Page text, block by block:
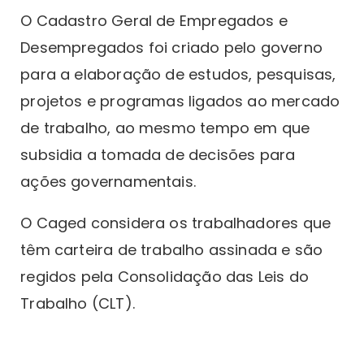
O Cadastro Geral de Empregados e
Desempregados foi criado pelo governo
para a elaboração de estudos, pesquisas,
projetos e programas ligados ao mercado
de trabalho, ao mesmo tempo em que
subsidia a tomada de decisões para
ações governamentais.
O Caged considera os trabalhadores que
têm carteira de trabalho assinada e são
regidos pela Consolidação das Leis do
Trabalho (CLT).